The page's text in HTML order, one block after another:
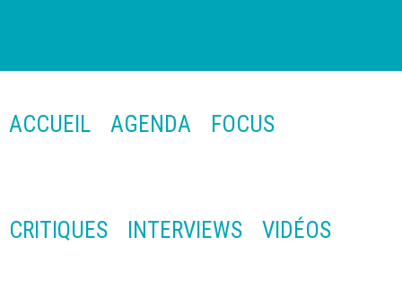
ACCUEIL AGENDA FOCUS
CRITIQUES INTERVIEWS VIDÉOS